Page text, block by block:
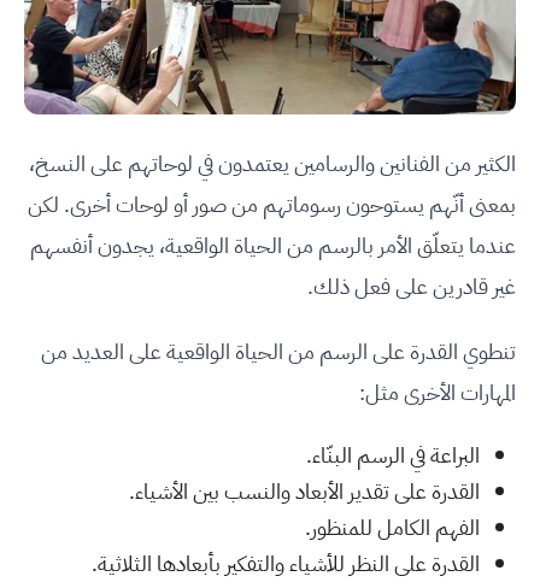
الكثير من الفنانين والرسامين يعتمدون في لوحاتهم على النسخ،
بمعنى أنّهم يستوحون رسوماتهم من صور أو لوحات أخرى. لكن
عندما يتعلّق الأمر بالرسم من الحياة الواقعية، يجدون أنفسهم
غير قادرين على فعل ذلك.
تنطوي القدرة على الرسم من الحياة الواقعية على العديد من
المهارات الأخرى مثل:
البراعة في الرسم البنّاء.
القدرة على تقدير الأبعاد والنسب بين الأشياء.
الفهم الكامل للمنظور.
القدرة على النظر للأشياء والتفكير بأبعادها الثلاثية.